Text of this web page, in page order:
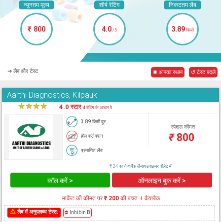
न्यूनतम मूल्य
₹ 800
शीर्ष रेटिंग
4.0/5
निकटतम लैब
3.89किमी
➜ लैब और टेस्ट ◉ आपका स्थान ↺ टेस्ट बदले
Aarthi Diagnostics, Kilpauk
★★★★ 4.0 स्टार4 रेटिंग के आधार पे
3.89 किमी दूर
होम कलेक्शन
प्रमाणित लैब
स्पेशल कीमत
₹800
₹ 24 का कैशबैक लैब्सएडवाइजर वॉलेट में
कॉल करें > ऑनलाइन बुक करें >
मार्केट की कीमत पर₹ 200की बचत + कैशबैक
⚠लैब में अनुपलब्ध टेस्ट: ⛔ Inhibin B